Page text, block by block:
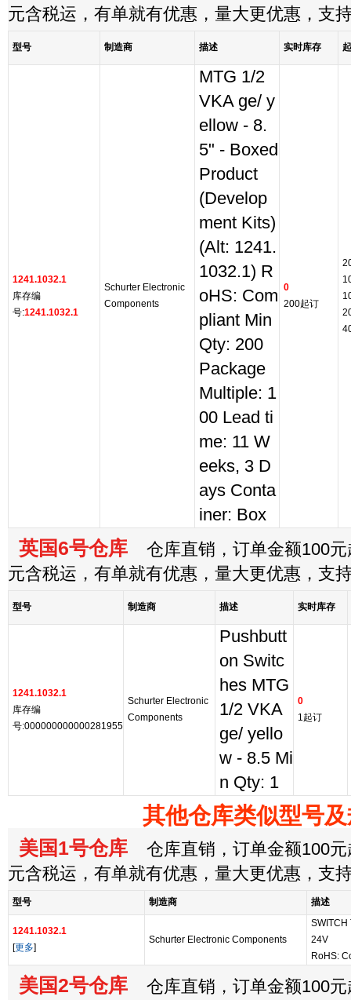
元含税运，有单就有优惠，量大更优惠，支
型号 制造商 描述 实时库存
1241.1032.1
库存编
号:1241.1032.1
Schurter Electronic
Components
MTG 1/2
VKA ge/ y
ellow - 8.
5" - Boxed
Product
(Develop
ment Kits)
(Alt: 1241.
1032.1) R
oHS: Com
pliant Min
Qty: 200
Package
Multiple: 1
00 Lead ti
me: 11 W
eeks, 3 D
ays Conta
iner: Box
0
200起订
英国6号仓库 仓库直销，订单金额100元
元含税运，有单就有优惠，量大更优惠，支
型号 制造商 描述 实时库存
1241.1032.1
库存编
号:000000000000281955
Schurter Electronic
Components
Pushbutt
on Switc
hes MTG
1/2 VKA
ge/ yello
w - 8.5 Mi
n Qty: 1
0
1起订
其他仓库类似型号
美国1号仓库 仓库直销，订单金额100元
元含税运，有单就有优惠，量大更优惠，支
型号 制造商 描述
1241.1032.1
[更多]
Schurter Electronic Components
SWITCH
24V
RoHS:
美国2号仓库 仓库直销，订单金额100元